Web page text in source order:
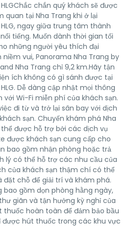
chắn quý khách sẽ được
tại Nha Trang khi ở lại
ngay giữa trung tâm thành
tiếng. Muốn dành thời gian tối
những người yêu thích đại
vui, Panorama Nha Trang by
Nha Trang chỉ 9,2 km.Hãy tận
ích không có gì sánh được tại
Dễ dàng cập nhật mọi thông
Wi-Fi miễn phí của khách sạn.
đi từ và trở lại sân bay với dịch
sạn. Chuyến khám phá Nha
được hỗ trợ bởi các dịch vụ
được khách sạn cung cấp cho
bao gồm nhận phòng hoặc trả
lý có thể hỗ trợ các nhu cầu của
của khách sạn thậm chí có thể
chỗ để giải trí và khám phá.
gồm dọn phòng hằng ngày,
giãn và tận hưởng kỳ nghỉ của
thuốc hoàn toàn để đảm bảo bầu
được hút thuốc trong các khu vực